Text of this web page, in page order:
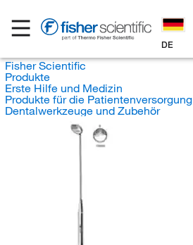
DE
Fisher Scientific
Produkte
Erste Hilfe und Medizin
Produkte für die Patientenversorgung
Dentalwerkzeuge und Zubehör